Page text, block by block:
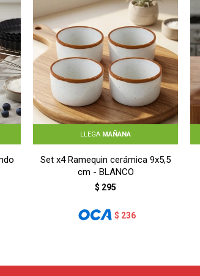
LLEGA MAÑANA
Set x4 Ramequin cerámica 9x5,5
cm - BLANCO
$ 295
$ 236